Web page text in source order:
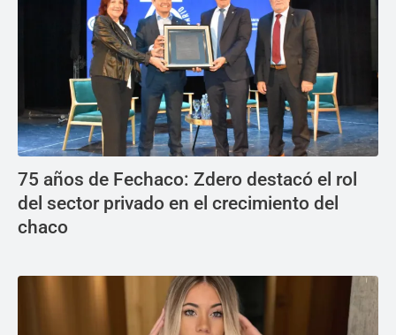
75 años de Fechaco: Zdero destacó el rol
del sector privado en el crecimiento del
chaco